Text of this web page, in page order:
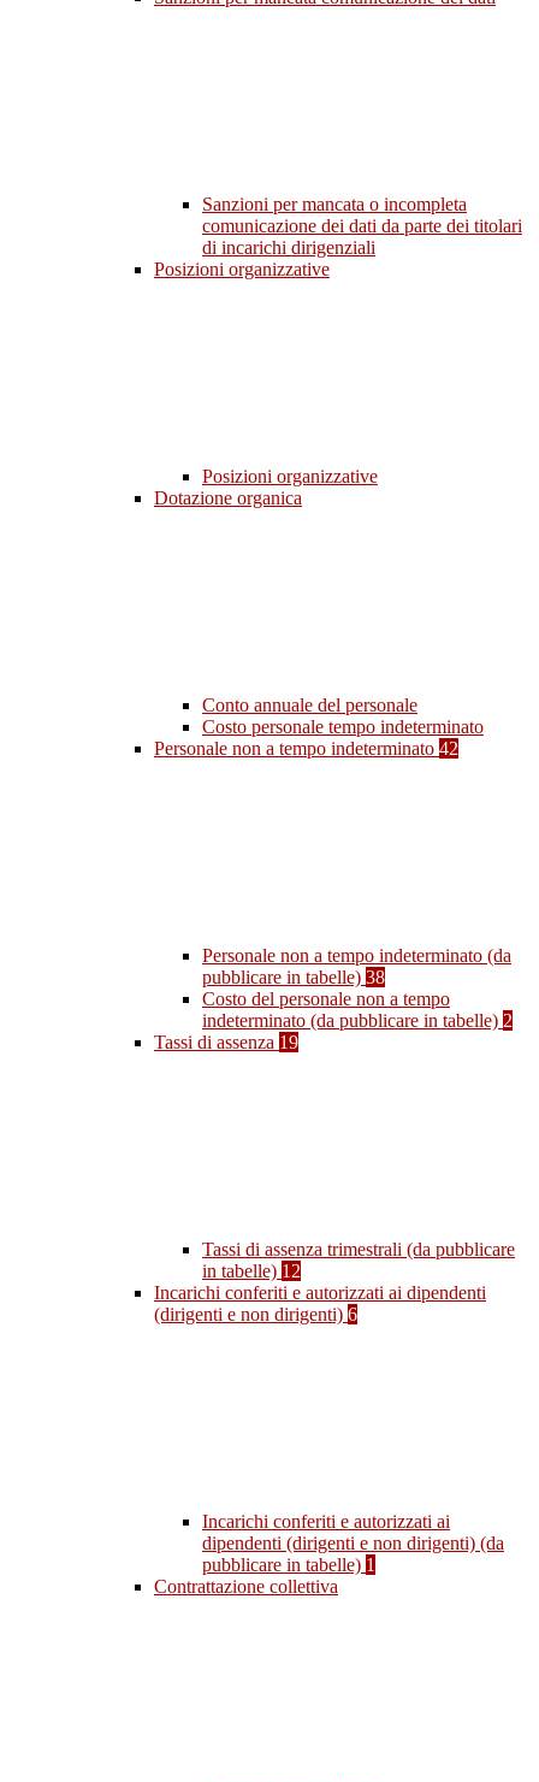
Sanzioni per mancata o incompleta
comunicazione dei dati da parte dei titolari
di incarichi dirigenziali
Posizioni organizzative
Posizioni organizzative
Dotazione organica
Conto annuale del personale
Costo personale tempo indeterminato
Personale non a tempo indeterminato 42
Personale non a tempo indeterminato (da
pubblicare in tabelle) 38
Costo del personale non a tempo
indeterminato (da pubblicare in tabelle) 2
Tassi di assenza 19
Tassi di assenza trimestrali (da pubblicare
in tabelle) 12
Incarichi conferiti e autorizzati ai dipendenti
(dirigenti e non dirigenti) 6
Incarichi conferiti e autorizzati ai
dipendenti (dirigenti e non dirigenti) (da
pubblicare in tabelle) 1
Contrattazione collettiva